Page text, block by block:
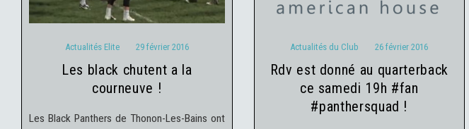
Actualités Elite 29 février 2016
les black chutent a la
courneuve !
Les Black Panthers de Thonon-Les-Bains ont
Actualités du Club 26 février 2016
rdv est donné au quarterback
ce samedi 19h #fan
#panthersquad !